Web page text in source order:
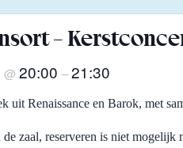
–
@ 20:00 –21:30
uit Renaissance en Barok, met
zaal, reserveren is niet mogelijk